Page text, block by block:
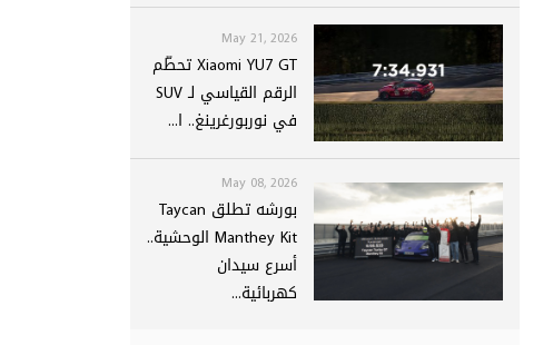
May 21, 2026
Xiaomi YU7 GT تحطّم
الرقم القياسي لـ SUV
في نوربورغرينغ.. ا...
May 08, 2026
بورشه تطلق Taycan
Manthey Kit الوحشية..
أسرع سيدان
كهربائية...